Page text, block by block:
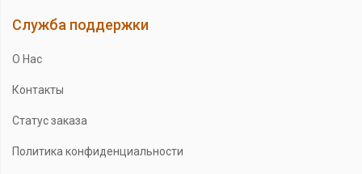
Служба поддержки
О Нас
Контакты
Статус заказа
Политика конфиденциальности